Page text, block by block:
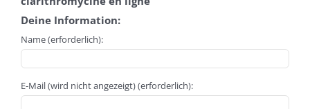
Deine Information:
Name (erforderlich):
E-Mail (wird nicht angezeigt) (erforderlich):